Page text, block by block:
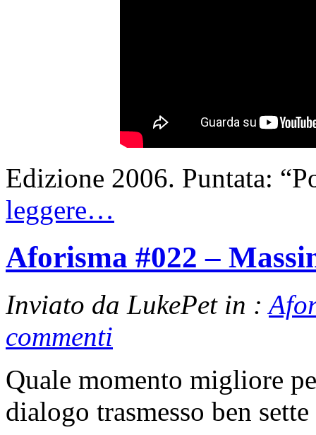
Edizione 2006. Puntata:
leggere…
Aforisma #022 –
Inviato da LukePet in :
commenti
Quale momento migliore
dialogo trasmesso ben